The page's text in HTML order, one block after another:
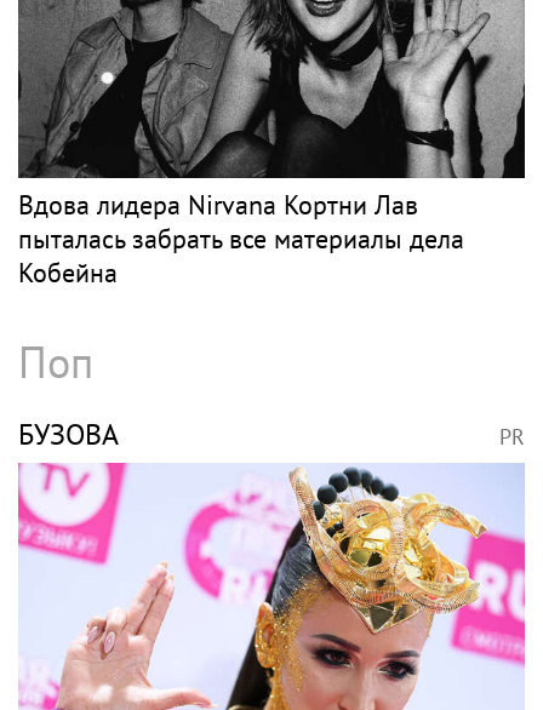
Рок
АГУЗАРОВА PR
Молодой человек, который был на отдыхе
с Агузаровой, опроверг роман с певицей
NIRVANA PR